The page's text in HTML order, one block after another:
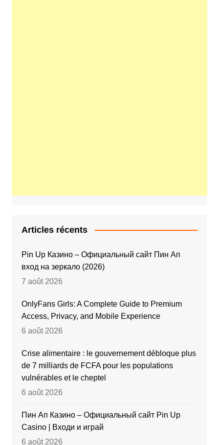
Articles récents
Pin Up Казино – Официальный сайт Пин Ап
вход на зеркало (2026)
7 août 2026
OnlyFans Girls: A Complete Guide to Premium
Access, Privacy, and Mobile Experience
6 août 2026
Crise alimentaire : le gouvernement débloque plus
de 7 milliards de FCFA pour les populations
vulnérables et le cheptel
6 août 2026
Пин Ап Казино – Официальный сайт Pin Up
Casino | Входи и играй
6 août 2026